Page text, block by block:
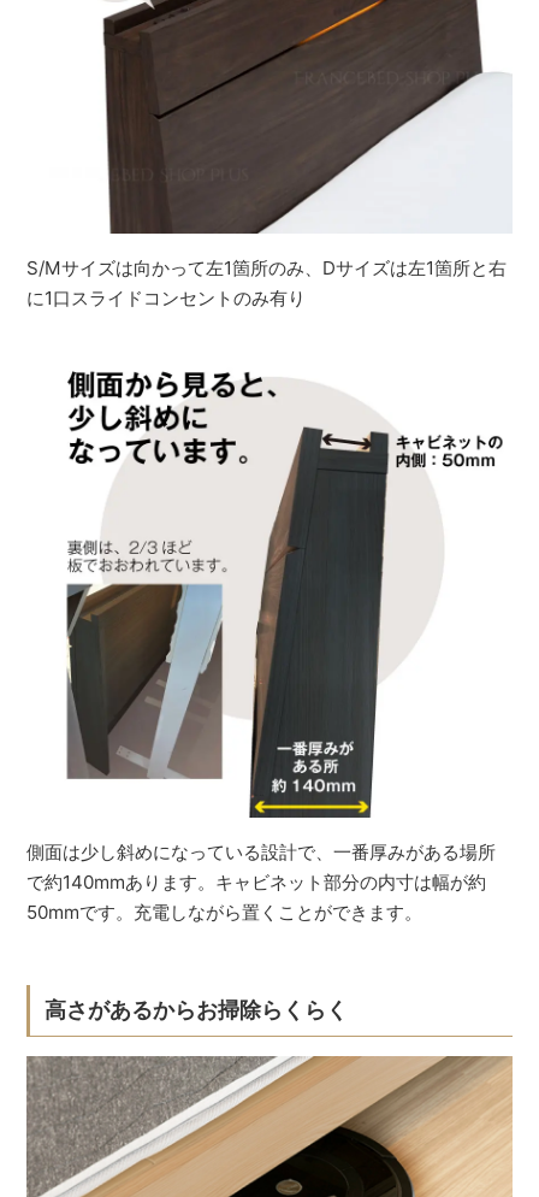
S/Mサイズは向かって左1箇所のみ、Dサイズは左1箇所と右
に1口スライドコンセントのみ有り
側面は少し斜めになっている設計で、一番厚みがある場所
で約140mmあります。キャビネット部分の内寸は幅が約
50mmです。充電しながら置くことができます。
高さがあるからお掃除らくらく